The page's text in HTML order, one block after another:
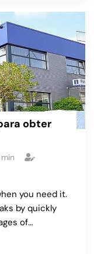
obter
min
you need it.
by quickly
of…